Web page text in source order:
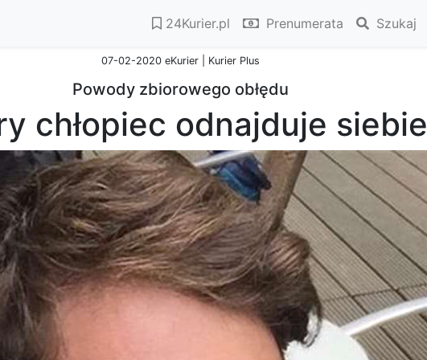
24Kurier.pl Prenumerata Szukaj
07-02-2020 eKurier | Kurier Plus
Powody zbiorowego obłędu
chłopiec odnajduje siebie